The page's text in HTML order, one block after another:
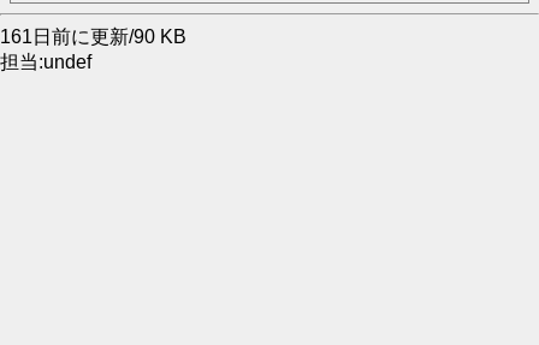
161日前に更新/90 KB
担当:undef